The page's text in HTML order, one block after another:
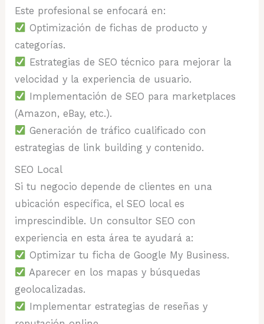
Este profesional se enfocará en:
Optimización de fichas de producto y
categorías.
Estrategias de SEO técnico para mejorar la
velocidad y la experiencia de usuario.
Implementación de SEO para marketplaces
(Amazon, eBay, etc.).
Generación de tráfico cualificado con
estrategias de link building y contenido.
SEO Local
Si tu negocio depende de clientes en una
ubicación específica, el SEO local es
imprescindible. Un consultor SEO con
experiencia en esta área te ayudará a:
Optimizar tu ficha de Google My Business.
Aparecer en los mapas y búsquedas
geolocalizadas.
Implementar estrategias de reseñas y